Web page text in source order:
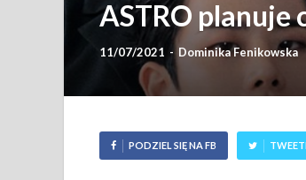
ASTRO planuje
11/07/2021 - Dominika Fenikowska
PODZIEL SIĘ NA FB